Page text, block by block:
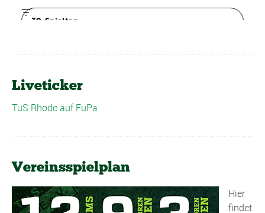
Liveticker
TuS Rhode auf FuPa
Vereinsspielplan
Hier
findet